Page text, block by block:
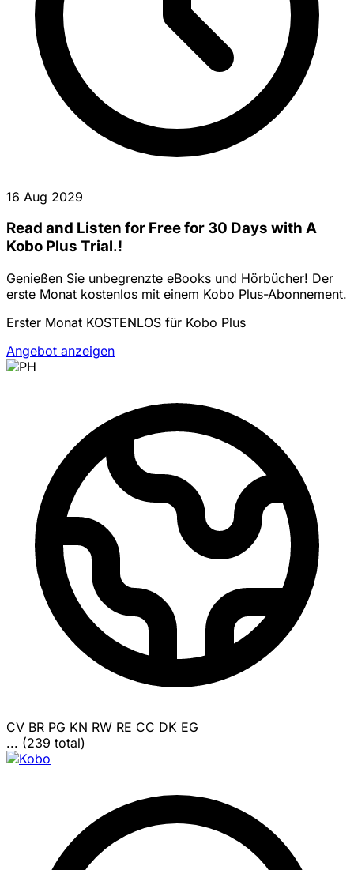
16 Aug 2029
Read and Listen for Free for 30 Days with A
Kobo Plus Trial.!
Genießen Sie unbegrenzte eBooks und Hörbücher! Der
erste Monat kostenlos mit einem Kobo Plus-Abonnement.
Erster Monat KOSTENLOS für Kobo Plus
Angebot anzeigen
CV BR PG KN RW RE CC DK EG
... (239 total)